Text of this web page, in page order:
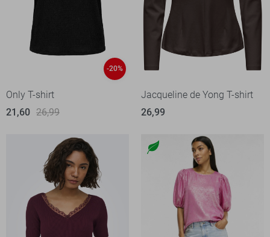
-20%
Only T-shirt
21,60 26,99
Jacqueline de Yong T-shirt
26,99